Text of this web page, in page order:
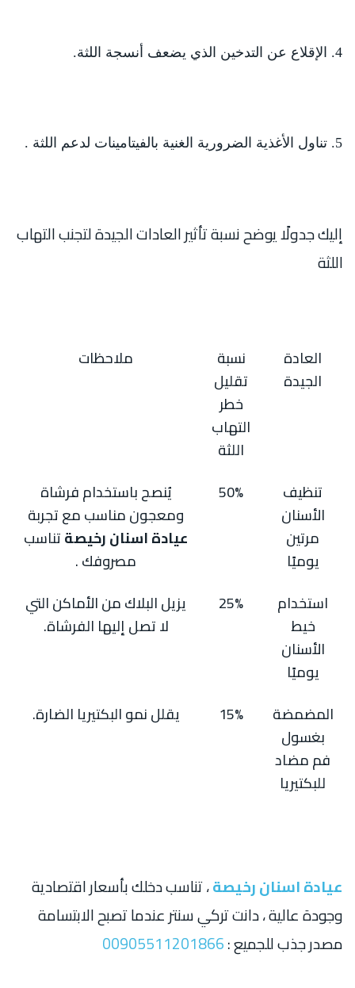
الإقلاع عن التدخين الذي يضعف أنسجة اللثة.
تناول الأغذية الضرورية الغنية بالفيتامينات لدعم اللثة .
إليك جدولًا يوضح نسبة تأثير العادات الجيدة لتجنب التهاب
اللثة
العادة
الجيدة
نسبة
تقليل
خطر
التهاب
اللثة
ملاحظات
تنظيف
الأسنان
مرتين
يوميًا
50%
يُنصح باستخدام فرشاة
ومعجون مناسب مع تجربة
عيادة اسنان رخيصةتناسب
مصروفك .
استخدام
خيط
الأسنان
يوميًا
25%
يزيل البلاك من الأماكن التي
لا تصل إليها الفرشاة.
المضمضة
بغسول
فم مضاد
للبكتيريا
15% يقلل نمو البكتيريا الضارة.
عيادة اسنان رخيصة، تناسب دخلك بأسعار اقتصادية
وجودة عالية ، دانت تركي سنتر عندما تصبح الابتسامة
مصدر جذب للجميع :00905511201866